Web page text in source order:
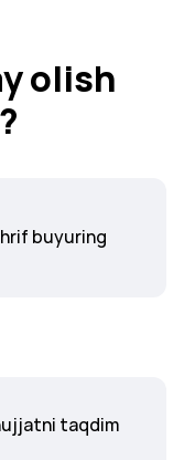
olish
buyuring
taqdim